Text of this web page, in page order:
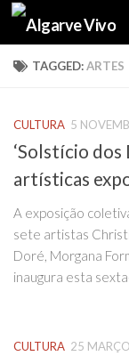
Skip to content
TAGGED:ARTES
CULTURA 5
‘Solstício dos
artísticas
A exposição
sete artistas
Doré, Morgana
inaugura esta
CULTURA 25